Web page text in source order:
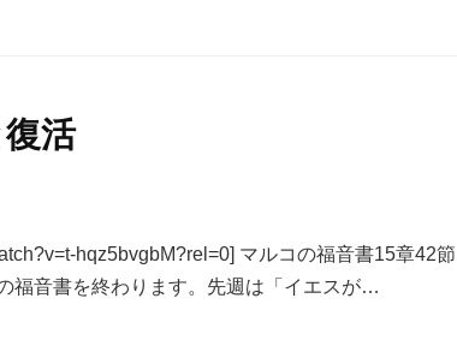
活
hqz5bvgbM?rel=0] マルコの福音書15章42節
福音書を終わります。先週は「イエスが…